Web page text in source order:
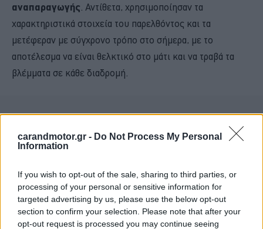
carandmotor.gr - Do Not Process My Personal
Information
If you wish to opt-out of the sale, sharing to third parties, or
processing of your personal or sensitive information for
targeted advertising by us, please use the below opt-out
section to confirm your selection. Please note that after your
opt-out request is processed you may continue seeing
αναπαραγωγής . Αντίθετα, χρησιμοποίησαν τα
χαρακτηριστικά στοιχεία του παρελθόντος και τα
μετέφεραν με σύγχρονο τρόπο στο σήμερα, με το
αποτέλεσμα να είναι θελκτικό στο μάτι και να τραβά τα
βλέμματα σε κάθε διαδρομή.